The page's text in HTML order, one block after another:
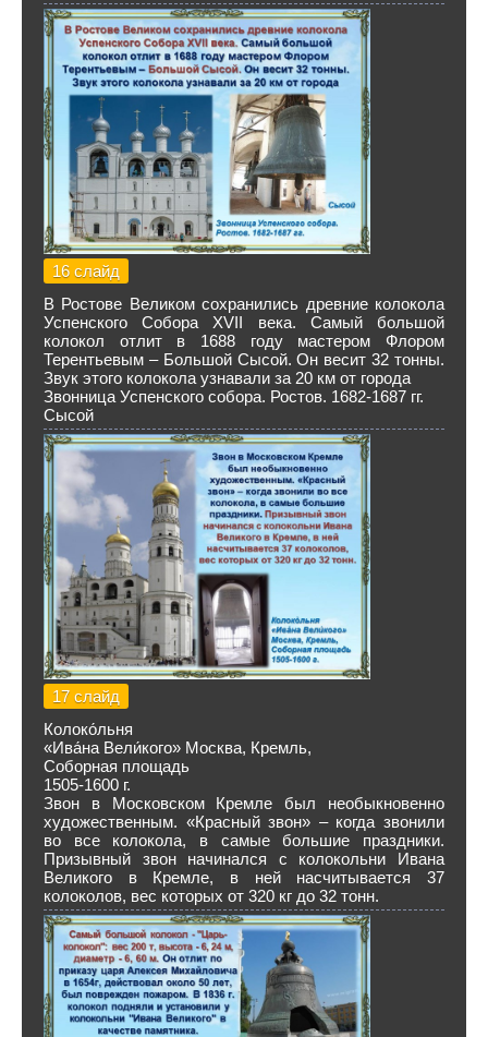
16 слайд
В Ростове Великом сохранились древние колокола
Успенского Собора XVII века. Самый большой
колокол отлит в 1688 году мастером Флором
Терентьевым – Большой Сысой. Он весит 32 тонны.
Звук этого колокола узнавали за 20 км от города
Звонница Успенского собора. Ростов. 1682-1687 гг.
Сысой
17 слайд
Колоко́льня
«Ива́на Вели́кого» Москва, Кремль,
Соборная площадь
1505-1600 г.
Звон в Московском Кремле был необыкновенно
художественным. «Красный звон» – когда звонили
во все колокола, в самые большие праздники.
Призывный звон начинался с колокольни Ивана
Великого в Кремле, в ней насчитывается 37
колоколов, вес которых от 320 кг до 32 тонн.